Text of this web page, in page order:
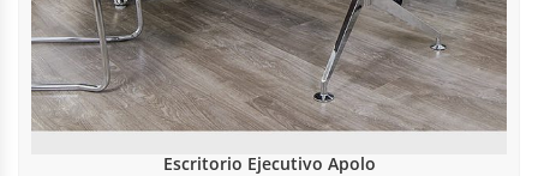
Escritorio Ejecutivo Apolo